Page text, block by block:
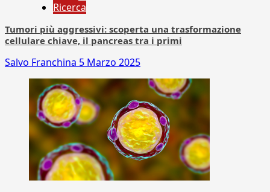
Ricerca
Tumori più aggressivi: scoperta una trasformazione
cellulare chiave, il pancreas tra i primi
Salvo Franchina 5 Marzo 2025